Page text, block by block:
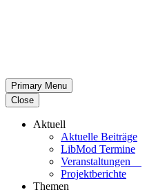
Primary Menu
Close
Aktuell
Aktu­elle Beiträge
LibMod Termine
Ver­an­stal­tun­gen
Pro­jekt­be­richte
Themen